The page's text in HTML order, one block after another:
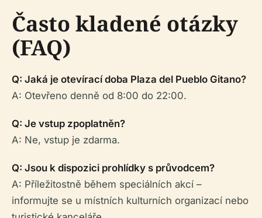
Často kladené otázky
(FAQ)
Q: Jaká je otevírací doba Plaza del Pueblo Gitano?
A: Otevřeno denně od 8:00 do 22:00.
Q: Je vstup zpoplatněn?
A: Ne, vstup je zdarma.
Q: Jsou k dispozici prohlídky s průvodcem?
A: Příležitostně během speciálních akcí –
informujte se u místních kulturních organizací nebo